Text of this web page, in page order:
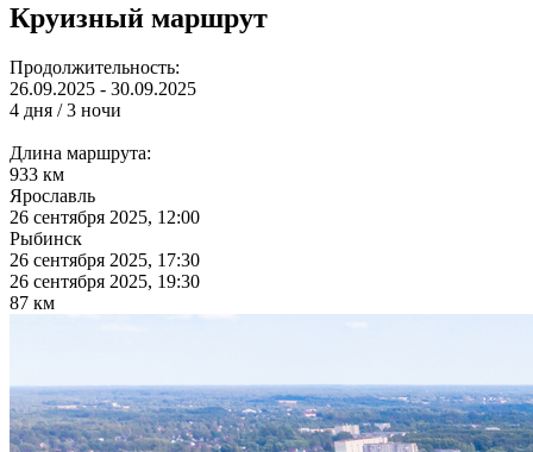
Круизный маршрут
Продолжительность:
26.09.2025 - 30.09.2025
4 дня / 3 ночи
Длина маршрута:
933 км
Ярославль
26 сентября 2025, 12:00
Рыбинск
26 сентября 2025, 17:30
26 сентября 2025, 19:30
87 км